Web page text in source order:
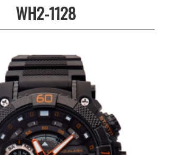
WH2-1128